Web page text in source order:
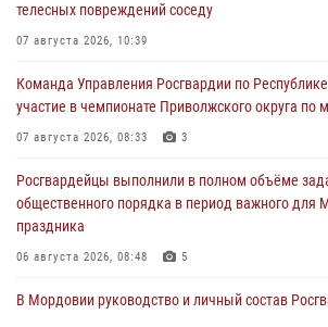
телесных повреждений соседу
07 августа 2026, 10:39
Команда Управления Росгвардии по
участие в чемпионате Приволжского округа по
07 августа 2026, 08:33 3
Росгвардейцы выполнили в полном объёме
общественного порядка в период важного для
праздника
06 августа 2026, 08:48 5
В Мордовии руководство и личный состав